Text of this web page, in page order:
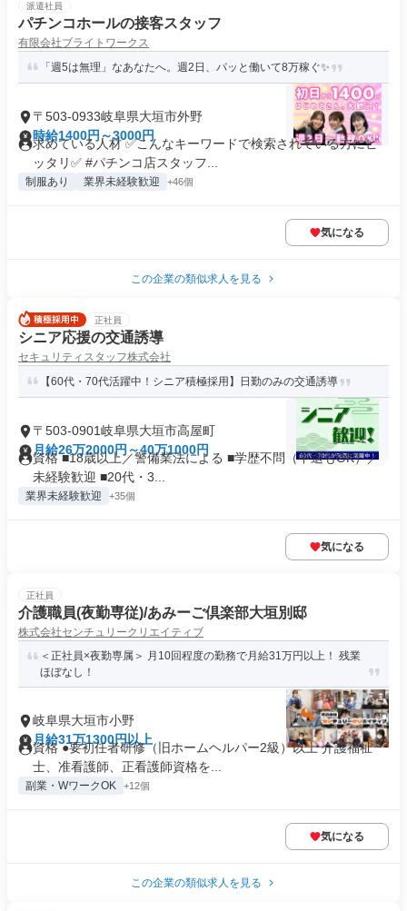
派遣社員
パチンコホールの接客スタッフ
有限会社ブライトワークス
「週5は無理」なあなたへ。週2日、パッと働いて8万稼ぐ✨
〒503-0933岐阜県大垣市外野
時給1400円～3000円
求めている人材 ✅こんなキーワードで検索されている方にピ
ッタリ✅ #パチンコ店スタッフ...
制服あり 業界未経験歓迎 +46個
気になる
この企業の類似求人を見る
正社員
シニア応援の交通誘導
セキュリティスタッフ株式会社
【60代・70代活躍中！シニア積極採用】日勤のみの交通誘導
〒503-0901岐阜県大垣市高屋町
月給26万2000円～40万1000円
資格 ■18歳以上／警備業法による ■学歴不問（中退もOK）／
未経験歓迎 ■20代・3...
業界未経験歓迎 +35個
気になる
正社員
介護職員(夜勤専従)/あみーご倶楽部大垣別邸
株式会社センチュリークリエイティブ
＜正社員×夜勤専属＞ 月10回程度の勤務で月給31万円以上！ 残業
ほぼなし！
岐阜県大垣市小野
月給31万1300円以上
資格 ●要初任者研修（旧ホームヘルパー2級）以上 介護福祉
士、准看護師、正看護師資格を...
副業・WワークOK +12個
気になる
この企業の類似求人を見る